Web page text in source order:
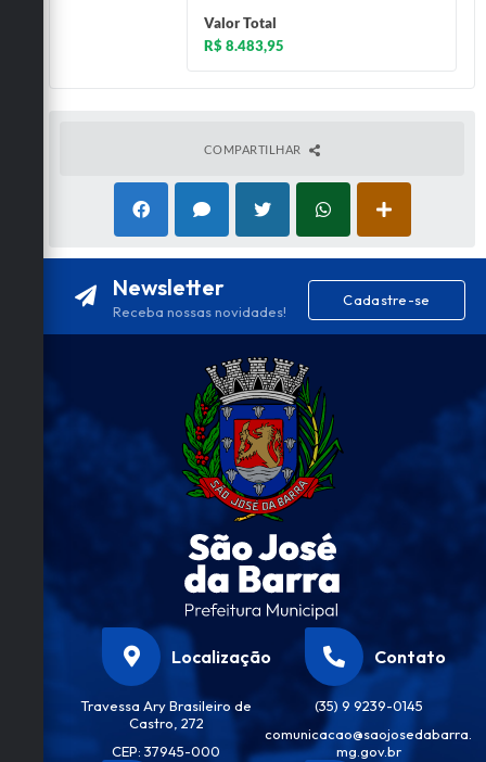
Valor Total
R$ 8.483,95
COMPARTILHAR
Newsletter
Receba nossas novidades!
Cadastre-se
Localização
Travessa Ary Brasileiro de
Castro, 272
CEP: 37945-000
Contato
(35) 9 9239-0145
comunicacao@saojosedabarra.
mg.gov.br